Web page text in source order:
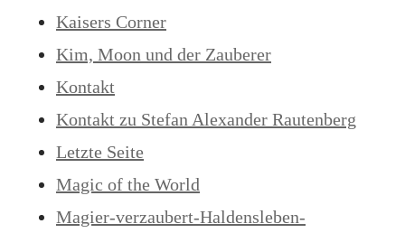
Kaisers Corner
Kim, Moon und der Zauberer
Kontakt
Kontakt zu Stefan Alexander Rautenberg
Letzte Seite
Magic of the World
Magier-verzaubert-Haldensleben-